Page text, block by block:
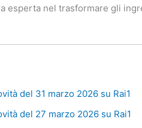
esperta nel trasformare gli
del 31 marzo 2026 su Rai1
del 27 marzo 2026 su Rai1